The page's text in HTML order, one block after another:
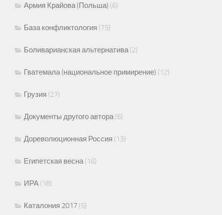
Армия Крайова (Польша) (6)
База конфликтология (75)
Боливарианская альтернатива (2)
Гватемала (национальное примирение) (12)
Грузия (27)
Документы другого автора (6)
Дореволюционная Россия (13)
Египетская весна (16)
ИРА (18)
Каталония 2017 (5)